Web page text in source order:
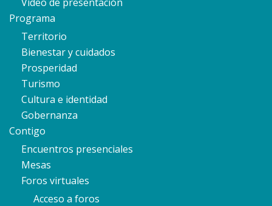
Programa
Territorio
Bienestar y cuidados
Prosperidad
Turismo
Cultura e identidad
Gobernanza
Contigo
Encuentros presenciales
Mesas
Foros virtuales
Acceso a foros